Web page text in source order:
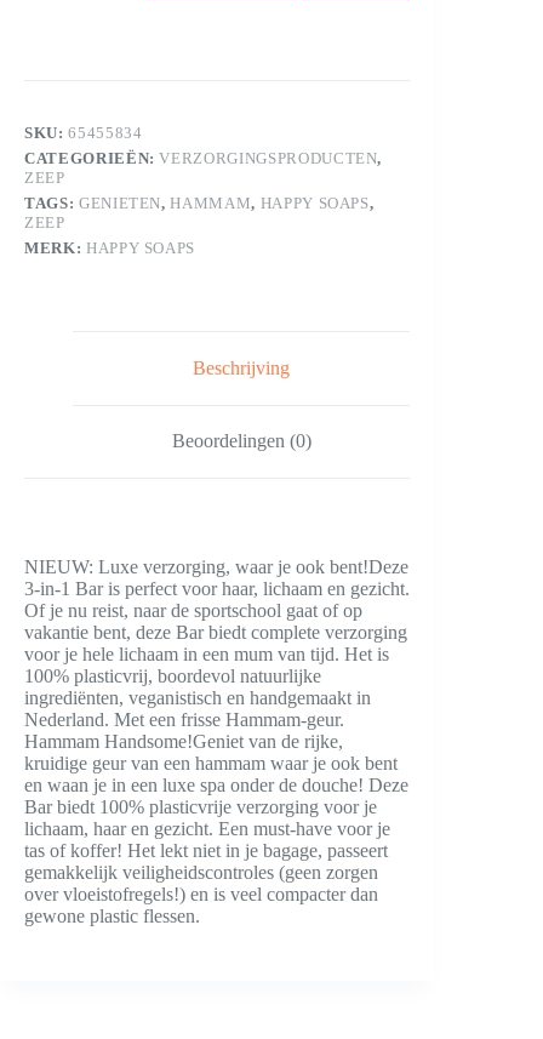
aantal
SKU:65455834
CATEGORIEËN:VERZORGINGSPRODUCTEN,
ZEEP
TAGS: GENIETEN,HAMMAM, HAPPY SOAPS,
ZEEP
MERK: HAPPY SOAPS
Beschrijving
Beoordelingen (0)
NIEUW: Luxe verzorging, waar je ook bent!Deze
3-in-1 Bar is perfect voor haar, lichaam en gezicht.
Of je nu reist, naar de sportschool gaat of op
vakantie bent, deze Bar biedt complete verzorging
voor je hele lichaam in een mum van tijd. Het is
100% plasticvrij, boordevol natuurlijke
ingrediënten, veganistisch en handgemaakt in
Nederland. Met een frisse Hammam-geur.
Hammam Handsome!Geniet van de rijke,
kruidige geur van een hammam waar je ook bent
en waan je in een luxe spa onder de douche! Deze
Bar biedt 100% plasticvrije verzorging voor je
lichaam, haar en gezicht. Een must-have voor je
tas of koffer! Het lekt niet in je bagage, passeert
gemakkelijk veiligheidscontroles (geen zorgen
over vloeistofregels!) en is veel compacter dan
gewone plastic flessen.